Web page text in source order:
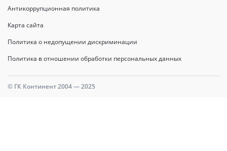
Антикоррупционная политика
Карта сайта
Политика о недопущении дискриминации
Политика в отношении обработки персональных данных
© ГК Континент 2004 — 2025